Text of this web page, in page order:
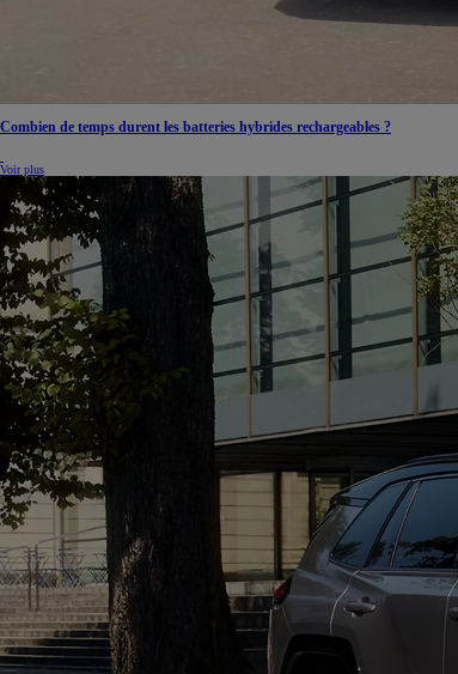
Combien de temps durent les batteries hybrides rechargeables ?
Voir plus